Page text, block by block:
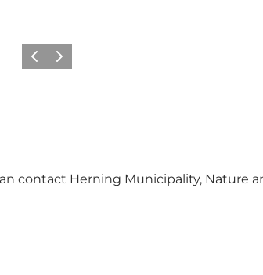
PrécédentSuivant
contact Herning Municipality, Nature